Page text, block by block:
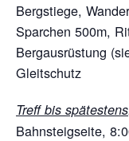
Bergstiege,
Sparchen 500m,
Bergausrüstung
Gleitschutz
Treff bis spätestens
Bahnsteigseite,